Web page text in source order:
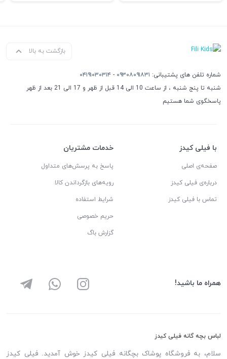
بازگشت به بالا
شماره تلفن های پشتیبانی: ۰۹۳۰۸۰۹۱۸۳۱ - ۰۴۱۹۱۰۳۰۳۱۴
شنبه تا پنج شنبه ، از ساعت 10 الی 14 قبل از ظهر و 17 الی 21 بعد از ظهر
پاسخگوی شما هستیم
با فیلی کیدز
صفحه‌ی اصلی
درباره‌ی فیلی کیدز
تماس با فیلی کیدز
خدمات مشتریان
پاسخ به پرسش‌های متداول
رویه‌های بازگرداندن کالا
شرایط استفاده
حریم خصوصی
گزارش باگ
همراه ما باشید!
لباس بچه گانه فیلی کیدز
سلام، به فروشگاه پوشاک بچگانه فیلی کیدز خوش آمدید. فیلی کیدز